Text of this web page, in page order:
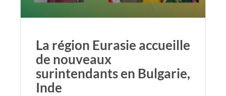
La région Eurasie accueille
de nouveaux
surintendants en Bulgarie,
Inde